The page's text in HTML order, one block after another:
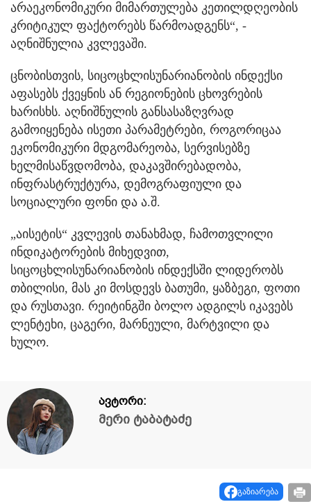
არაეკონომიკური მიმართულება კეთილდღეობის
კრიტიკულ ფაქტორებს წარმოადგენს“, -
აღნიშნულია კვლევაში.
ცნობისთვის, სიცოცხლისუნარიანობის ინდექსი
აფასებს ქვეყნის ან რეგიონების ცხოვრების
ხარისხს. აღნიშნულის განსასაზღვრად
გამოიყენება ისეთი პარამეტრები, როგორიცაა
ეკონომიკური მდგომარეობა, სერვისებზე
ხელმისაწვდომობა, დაკავშირებადობა,
ინფრასტრუქტურა, დემოგრაფიული და
სოციალური ფონი და ა.შ.
„აისეტის“ კვლევის თანახმად, ჩამოთვლილი
ინდიკატორების მიხედვით,
სიცოცხლისუნარიანობის ინდექსში ლიდერობს
თბილისი, მას კი მოსდევს ბათუმი, ყაზბეგი, ფოთი
და რუსთავი. რეიტინგში ბოლო ადგილს იკავებს
ლენტეხი, ცაგერი, მარნეული, მარტვილი და
ხულო.
ავტორი:
მერი ტაბატაძე
გაზიარება